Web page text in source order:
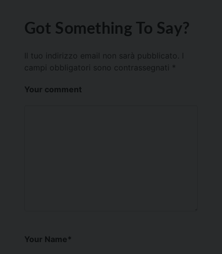
Got Something To Say?
Il tuo indirizzo email non sarà pubblicato.
campi obbligatori sono contrassegnati *
Your comment
Your Name*